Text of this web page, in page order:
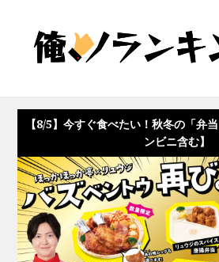
【8/5】今すぐ食べたい！秋冬の「弁
ンビニ含む】